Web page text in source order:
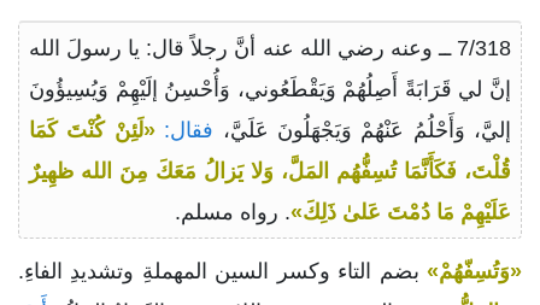
7/318 ــ وعنه رضي الله عنه أنَّ رجلاً قال: يا رسولَ الله
إنَّ لي قَرَابَةً أَصِلُهُمْ وَيَقْطَعُوني، وَأُحْسِنُ إلَيْهِمْ وَيُسِيؤُونَ
إليَّ، وَأَحْلُمُ عَنْهُمْ وَيَجْهَلُونَ عَلَيَّ، فقال: «لَئِنْ كُنْتَ كَمَا
قُلْتَ، فَكَأَنَّمَا تُسِفُّهُم المَلَّ، وَلا يَزالُ مَعَكَ مِنَ الله ظهِيرٌ
عَلَيْهِمْ مَا دُمْتَ عَلىٰ ذَلِكَ». رواه مسلم.
«وَتُسِفّهُمْ» بضم التاء وكسر السين المهملةِ وتشديدِ الفاءِ.